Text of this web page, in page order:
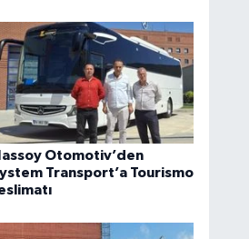
Otomotiv’den
Transport’a Tourismo